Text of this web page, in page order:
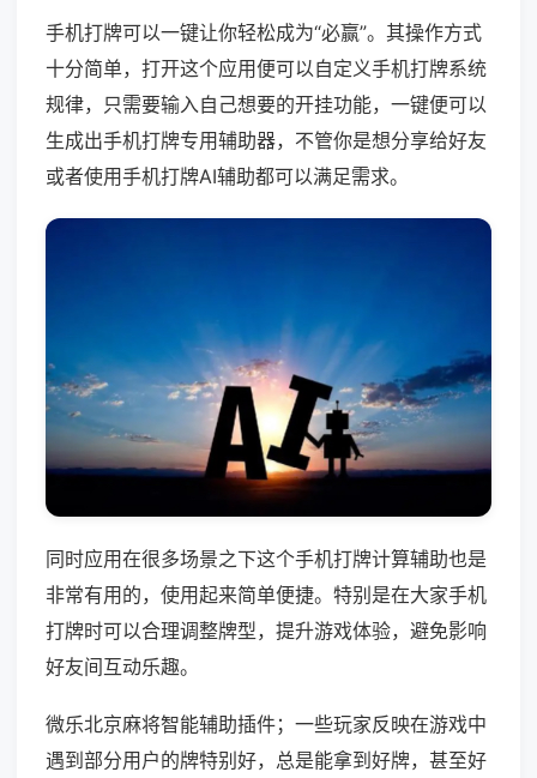
手机打牌可以一键让你轻松成为“必赢”。其操作方式
十分简单，打开这个应用便可以自定义手机打牌系统
规律，只需要输入自己想要的开挂功能，一键便可以
生成出手机打牌专用辅助器，不管你是想分享给好友
或者使用手机打牌AI辅助都可以满足需求。
同时应用在很多场景之下这个手机打牌计算辅助也是
非常有用的，使用起来简单便捷。特别是在大家手机
打牌时可以合理调整牌型，提升游戏体验，避免影响
好友间互动乐趣。
微乐北京麻将智能辅助插件；一些玩家反映在游戏中
遇到部分用户的牌特别好，总是能拿到好牌，甚至好